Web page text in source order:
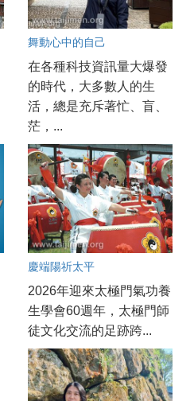
舞動心中的自己
在各種科技資訊量大爆發
的時代，大多數人的生
活，總是充斥著忙、盲、
茫，...
慶端陽祈太平
2026年迎來太極門氣功養
生學會60週年，太極門師
徒文化交流的足跡跨...